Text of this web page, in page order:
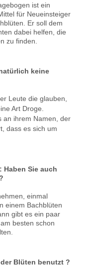
ist ein
für Neueinsteiger
Er soll dem
dabei helfen, die
zu finden.
keine
Leute die glauben,
Art Droge.
an ihrem Namen, der
dass es sich um
Haben Sie auch
einmal
einem Bachblüten
gibt es ein paar
besten schon
Blüten benutzt ?